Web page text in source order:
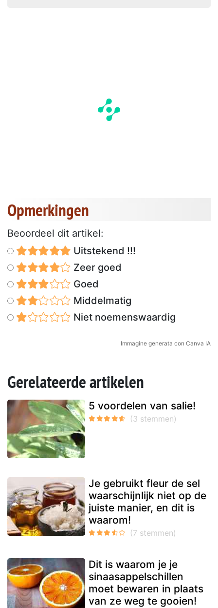
Opmerkingen
Beoordeel dit artikel:
Uitstekend !!!
Zeer goed
Goed
Middelmatig
Niet noemenswaardig
Immagine generata con Canva IA
Gerelateerde artikelen
5 voordelen van salie!
Je gebruikt fleur de sel
waarschijnlijk niet op de
juiste manier, en dit is
waarom!
Dit is waarom je je
sinaasappelschillen
moet bewaren in plaats
van ze weg te gooien!